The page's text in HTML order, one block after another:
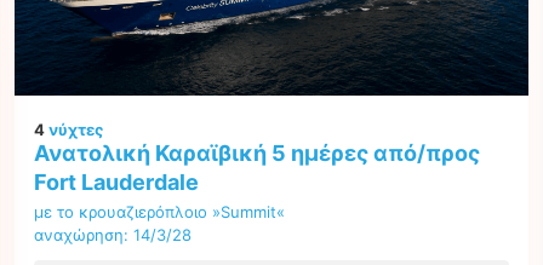
4νύχτες
Ανατολική Καραϊβική 5 ημέρες από/προς
Fort Lauderdale
με το κρουαζιερόπλοιο »Summit«
αναχώρηση: 14/3/28